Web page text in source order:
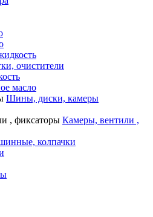
очистители
масло
Шины, диски, камеры
, фиксаторы Камеры, вентили ,
колпачки